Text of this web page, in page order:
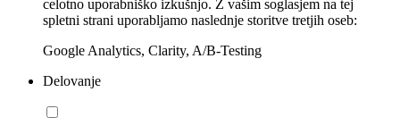
celotno uporabniško izkušnjo. Z vašim soglasjem na tej
spletni strani uporabljamo naslednje storitve tretjih oseb:
Google Analytics, Clarity, A/B-Testing
Delovanje